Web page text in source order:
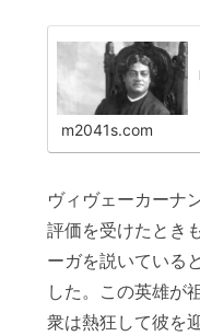
m2041s.com
ヴィヴェーカーナ
評価を受けたとき
ーガを説いている
した。この英雄が
衆は熱狂して彼を